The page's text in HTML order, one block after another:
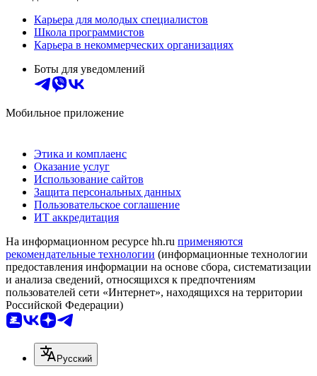
Карьера для молодых специалистов
Школа программистов
Карьера в некоммерческих организациях
Боты для уведомлений
Мобильное приложение
Этика и комплаенс
Оказание услуг
Использование сайтов
Защита персональных данных
Пользовательское соглашение
ИТ аккредитация
На информационном ресурсе hh.ru применяются
рекомендательные технологии (информационные технологии
предоставления информации на основе сбора, систематизации
и анализа сведений, относящихся к предпочтениям
пользователей сети «Интернет», находящихся на территории
Российской Федерации)
Русский